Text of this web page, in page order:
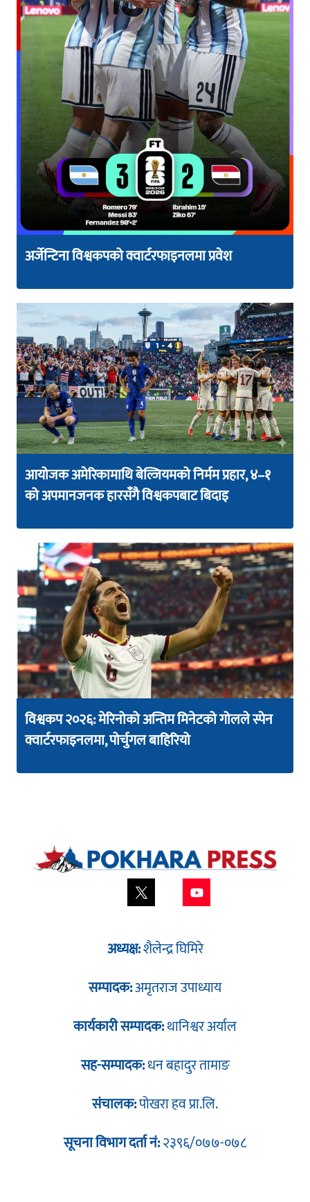
अर्जेन्टिना विश्वकपको क्वार्टरफाइनलमा प्रवेश
आयोजक अमेरिकामाथि बेल्जियमको निर्मम प्रहार, ४–१
को अपमानजनक हारसँगै विश्वकपबाट बिदाइ
विश्वकप २०२६: मेरिनोको अन्तिम मिनेटको गोलले स्पेन
क्वार्टरफाइनलमा, पोर्चुगल बाहिरियो
अध्यक्ष:शैलेन्द्र घिमिरे
सम्पादक:अमृतराज उपाध्याय
कार्यकारी सम्पादक:थानिश्वर अर्याल
सह-सम्पादक:धन बहादुर तामाङ
संचालक:पोखरा हव प्रा.लि.
सूचना विभाग दर्ता नं:२३९६/०७७-०७८